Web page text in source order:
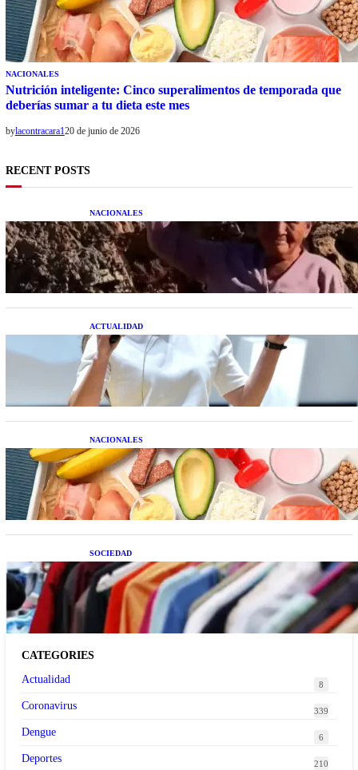
NACIONALES
Nutrición inteligente: Cinco superalimentos de temporada que
deberías sumar a tu dieta este mes
bylacontracara120 de junio de 2026
RECENT POSTS
NACIONALES
Una mujer asegura haber peleado con un
extraterrestre cuerpo a cuerpo
ACTUALIDAD
La startup creada por una salteña que busca
resolver el estrés financiero en Latinoamérica
NACIONALES
Nutrición inteligente: Cinco superalimentos de
temporada que deberías sumar a tu dieta este mes
SOCIEDAD
Las grandes marcas globales se suman a la
tendencia de la ropa de segunda mano premium
CATEGORIES
Actualidad
8
Coronavirus 339
Dengue 6
Deportes 210